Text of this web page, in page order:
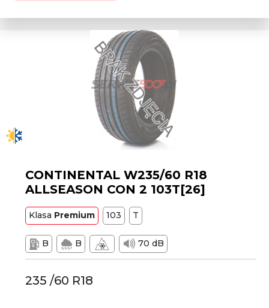
CONTINENTAL W235/60 R18
ALLSEASON CON 2 103T[26]
Klasa Premium 103 T
B B 70 dB
235 /60 R18